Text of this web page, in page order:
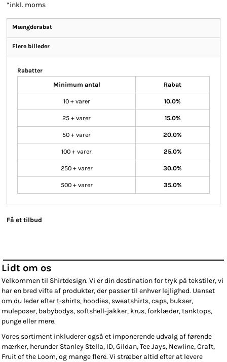
*inkl. moms
Mængderabat
Flere billeder
Rabatter
Minimum antal Rabat
10 + varer 10.0%
25 + varer 15.0%
50 + varer 20.0%
100 + varer 25.0%
250 + varer 30.0%
500 + varer 35.0%
Få et tilbud
Lidt om os
Velkommen til Shirtdesign. Vi er din destination for tryk på tekstiler, vi
har en bred vifte af produkter, der passer til enhver lejlighed. Uanset
om du leder efter t-shirts, hoodies, sweatshirts, caps, bukser,
muleposer, babybodys, softshell-jakker, krus, forklæder, tanktops,
punge eller mere.
Vores sortiment inkluderer også et imponerende udvalg af førende
mærker, herunder Stanley Stella, ID, Gildan, Tee Jays, Newline, Craft,
Fruit of the Loom, og mange flere. Vi stræber altid efter at levere